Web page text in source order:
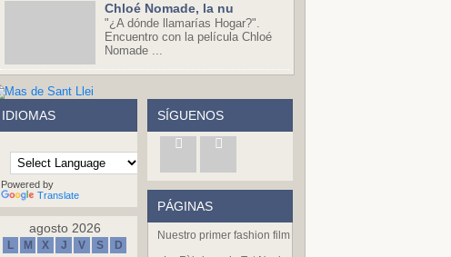
Chloé Nomade, la nu
"¿A dónde llamarías Hogar?".
Encuentro con la película Chloé
Nomade ...
IDIOMAS
Powered by
Translate
agosto 2026
L M X J V S
D
SÍGUENOS
PÁGINAS
Nuestro primer fashion film